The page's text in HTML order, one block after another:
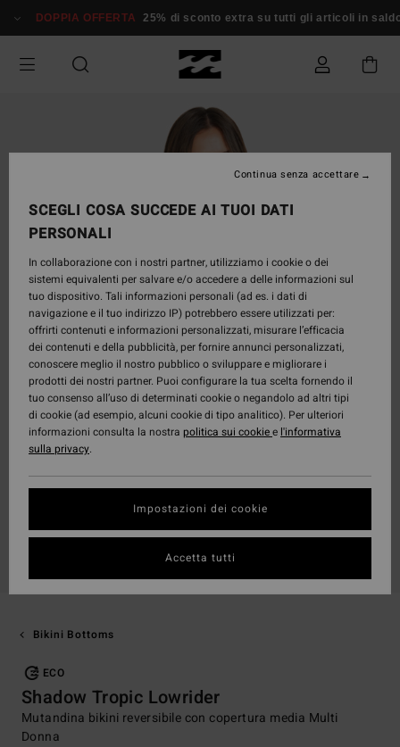
alle
prodotto
DOPPIA OFFERTA 25% di sconto extra su tutti gli articoli in saldo*
Bikini Bottoms
ECO
Shadow Tropic Lowrider
Mutandina bikini reversibile con copertura media Multi
Donna
SCEGLI COSA SUCCEDE AI TUOI DATI
PERSONALI
In collaborazione con i nostri partner, utilizziamo i cookie o dei
sistemi equivalenti per salvare e/o accedere a delle informazioni sul
tuo dispositivo. Tali informazioni personali (ad es. i dati di
navigazione e il tuo indirizzo IP) potrebbero essere utilizzati per:
offrirti contenuti e informazioni personalizzati, misurare l’efficacia
dei contenuti e della pubblicità, per fornire annunci personalizzati,
conoscere meglio il nostro pubblico o sviluppare e migliorare i
prodotti dei nostri partner. Puoi configurare la tua scelta fornendo il
tuo consenso all’uso di determinati cookie o negandolo ad altri tipi
di cookie (ad esempio, alcuni cookie di tipo analitico). Per ulteriori
informazioni consulta la nostra politica sui cookiee l'informativa
sulla privacy.
Impostazioni dei cookie
Continua senza accettare
Accetta tutti